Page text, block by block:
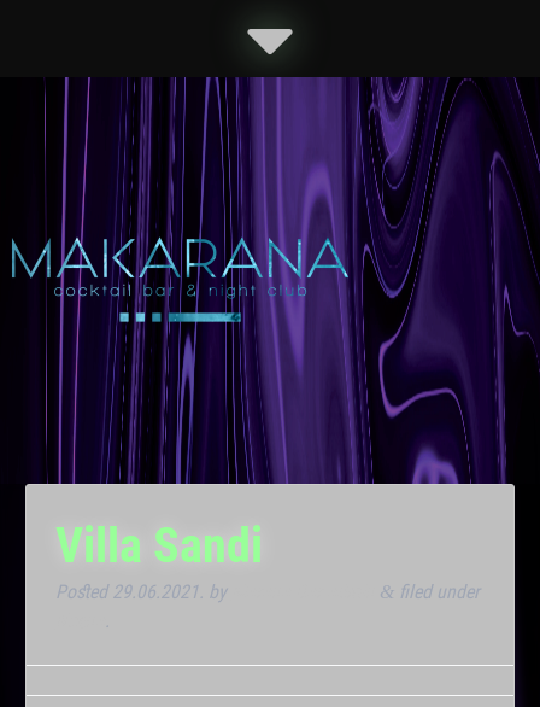
Villa Sandi
Posted 29.06.2021. by & filed under
.